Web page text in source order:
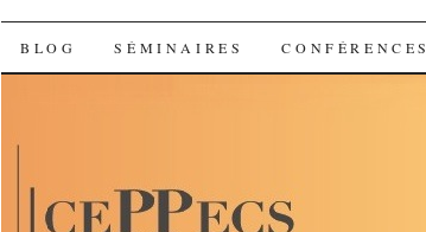
Ceppecs
SKIP TO CONTENT
BLOG SÉMINAIRES CONFÉRENCES